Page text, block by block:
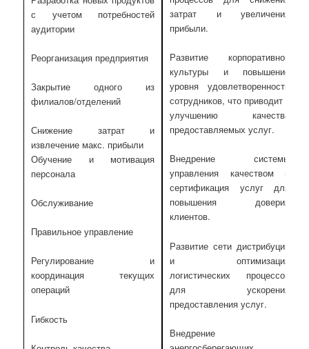
с учетом потребностей
аудитории
Реорганизация предприятия
Закрытие одного из
филиалов/отделений
Снижение затрат и
извлечение макс. прибыли
Обучение и мотивация
персонала
Обслуживание
Правильное управление
Регулирование и
координация текущих
операций
Гибкость
затрат и увеличения
прибыли.
Развитие корпоративной
культуры и повышение
уровня удовлетворенности
сотрудников, что приводит к
улучшению качества
предоставляемых услуг.
Внедрение системы
управления качеством и
сертификация услуг для
повышения доверия
клиентов.
Развитие сети дистрибуции
и оптимизация
логистических процессов
для ускорения
предоставления услуг.
Внедрение